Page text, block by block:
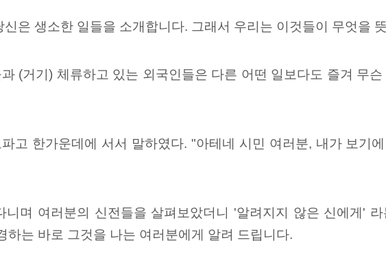
신은 생소한 일들을 소개합니다. 그래서 우리는 이것들이 무엇을
(거기) 체류하고 있는 외국인들은 다른 어떤 일보다도 즐겨 무
고 한가운데에 서서 말하였다. "아테네 시민 여러분, 내가 보기
니며 여러분의 신전들을 살펴보았더니 '알려지지 않은 신에게'
하는 바로 그것을 나는 여러분에게 알려 드립니다.